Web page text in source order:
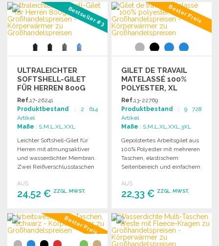
BESTELLEN
Angebot anfordern
BESTELLEN
Angebot anfordern
Bestseller #3
ULTRALEICHTER
SOFTSHELL-GILET
FÜR HERREN 800G
Ref.17-26241
Produktbestand : 2 614
Artikel
Maße : S,M,L,XL,XXL
Leichter Softshell-Gilet für
Herren mit atmungsaktiver
und wasserdichter Membran.
Zwei Reißverschlusstaschen
Stoppern.
AUS
24,52 € ZZGL. MWST.
BESTELLEN
Angebot anfordern
Bester Preis
GILET DE TRAVAIL
MATELASSÉ 100%
POLYESTER, XL
Ref.13-22769
Produktbestand : 9 728
Artikel
Maße : S,M,L,XL,XXL,3XL
Gepolstertes Arbeitsgilet aus
100% Polyester mit mehreren
Taschen, elastischem
Seitenbereich und einfachem
Erhältlich in verschiedenen
Größen.
AUS
22,33 € ZZGL. MWST.
BESTELLEN
Angebot anfordern
Bester Preis